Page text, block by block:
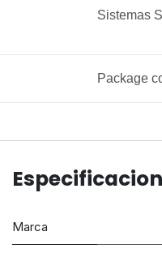
Sistemas
Package
Marca